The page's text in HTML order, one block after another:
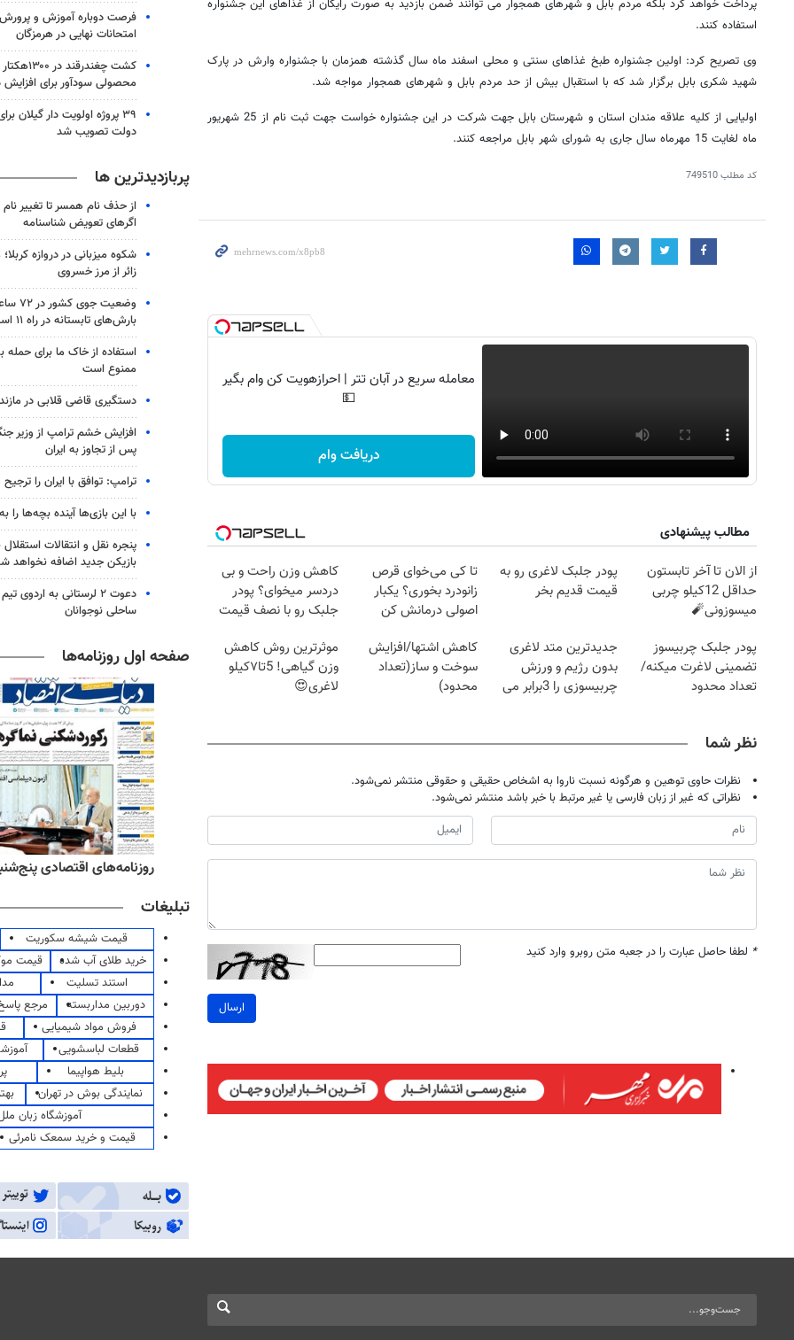
پرداخت خواهد کرد بلکه مردم بابل و شهرهای همجوار می توانند ضمن بازدید به صورت رایگان از غذاهای این جشنواره
استفاده کنند.
وی تصریح کرد: اولین جشنواره طبخ غذاهای سنتی و محلی اسفند ماه سال گذشته همزمان با جشنواره وارش در پارک
شهید شکری بابل برگزار شد که با استقبال بیش از حد مردم بابل و شهرهای همجوار مواجه شد.
اولیایی از کلیه علاقه مندان استان و شهرستان بابل جهت شرکت در این جشنواره خواست جهت ثبت نام از 25 شهریور
ماه لغایت 15 مهرماه سال جاری به شورای شهر بابل مراجعه کنند.
کد مطلب749510
معامله سریع در آبان تتر | احرازهویت کن وام بگیر
💵
دریافت وام
مطالب پیشنهادی
از الان تا آخر تابستون
حداقل 12کیلو چربی
میسوزونی🧨
پودر جلبک لاغری رو به
قیمت قدیم بخر
تا کی می‌خوای قرص
زانودرد بخوری؟ یکبار
اصولی درمانش کن
کاهش وزن راحت و بی
دردسر میخوای؟ پودر
جلبک رو با نصف قیمت
پودر جلبک چربیسوز
تضمینی لاغرت میکنه/
تعداد محدود
جدیدترین متد لاغری
بدون رژیم و ورزش
چربیسوزی را 3برابر می
کاهش اشتها/افزایش
سوخت و ساز(تعداد
محدود)
موثرترین روش کاهش
وزن گیاهی! 5تا۷کیلو
لاغری😍
نظر شما
نظرات حاوی توهین و هرگونه نسبت ناروا به اشخاص حقیقی و حقوقی منتشر نمی‌شود.
نظراتی که غیر از زبان فارسی یا غیر مرتبط با خبر باشد منتشر نمی‌شود.
* لطفا حاصل عبارت را در جعبه متن روبرو وارد کنید
ارسال
فرصت دوباره آموزش و پرورش
امتحانات نهایی در هرمزگان
کشت
محصولی سودآور برای افزایش
۳۹ پروژه اولویت دار گیلان
دولت تصویب شد
پربازدیدترین ها
از حذف نام همسر تا تغییر نام
اگرهای تعویض شناسنامه
شکوه میزبانی در دروازه
زائر از مرز خسروی
وضعیت
بارش‌های تابستانه در راه ۱۱ استان
استفاده از خاک ما برای
ممنوع است
دستگیری قاضی قلابی در
افزایش خشم ترامپ از وزیر
پس از تجاوز به ایران
ترامپ: توافق با ایران را
با این بازی‌ها آینده بچه‌ها را
پنجره‌ نقل و انتقالات
بازیکن جدید اضافه نخواهد
دعوت ۲ لرستانی به
ساحلی نوجوانان
صفحه اول روزنامه‌ها
روزنامه‌های اقتصادی پنج‌شنبه ۱۵ مرداد
تبلیغات
قیمت شیشه سکوریت
خرید طلای آب شده
قیمت
استند تسلیت
دوربین مداربسته
مرجع
فروش مواد شیمیایی
قطعات لباسشویی
بلیط هواپیما
نمایندگی بوش در تهران
آموزشگاه زبان
قیمت و خرید سمعک نامرئی